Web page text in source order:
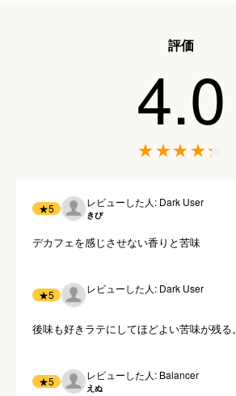
評価
4.0
★5 レビューした人: Dark User
きぴ
デカフェを感じさせない香りと苦味
★5 レビューした人: Dark User
後味も好きラテにしてほどよい苦味が残る。
★5 レビューした人: Balancer
えぬ